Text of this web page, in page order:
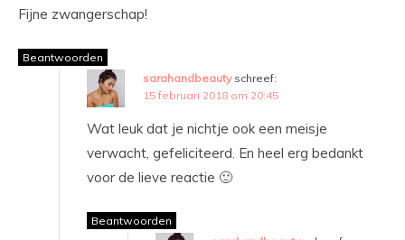
Fijne zwangerschap!
Beantwoorden
sarahandbeauty schreef:
15 februari 2018 om 20:45
Wat leuk dat je nichtje ook een meisje
verwacht, gefeliciteerd. En heel erg bedankt
voor de lieve reactie 🙂
Beantwoorden